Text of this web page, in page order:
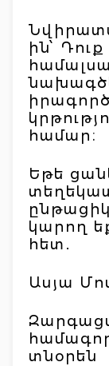
ին՝
համար։
Եթե
կարող
հետ․
Ասյա
տնօրեն